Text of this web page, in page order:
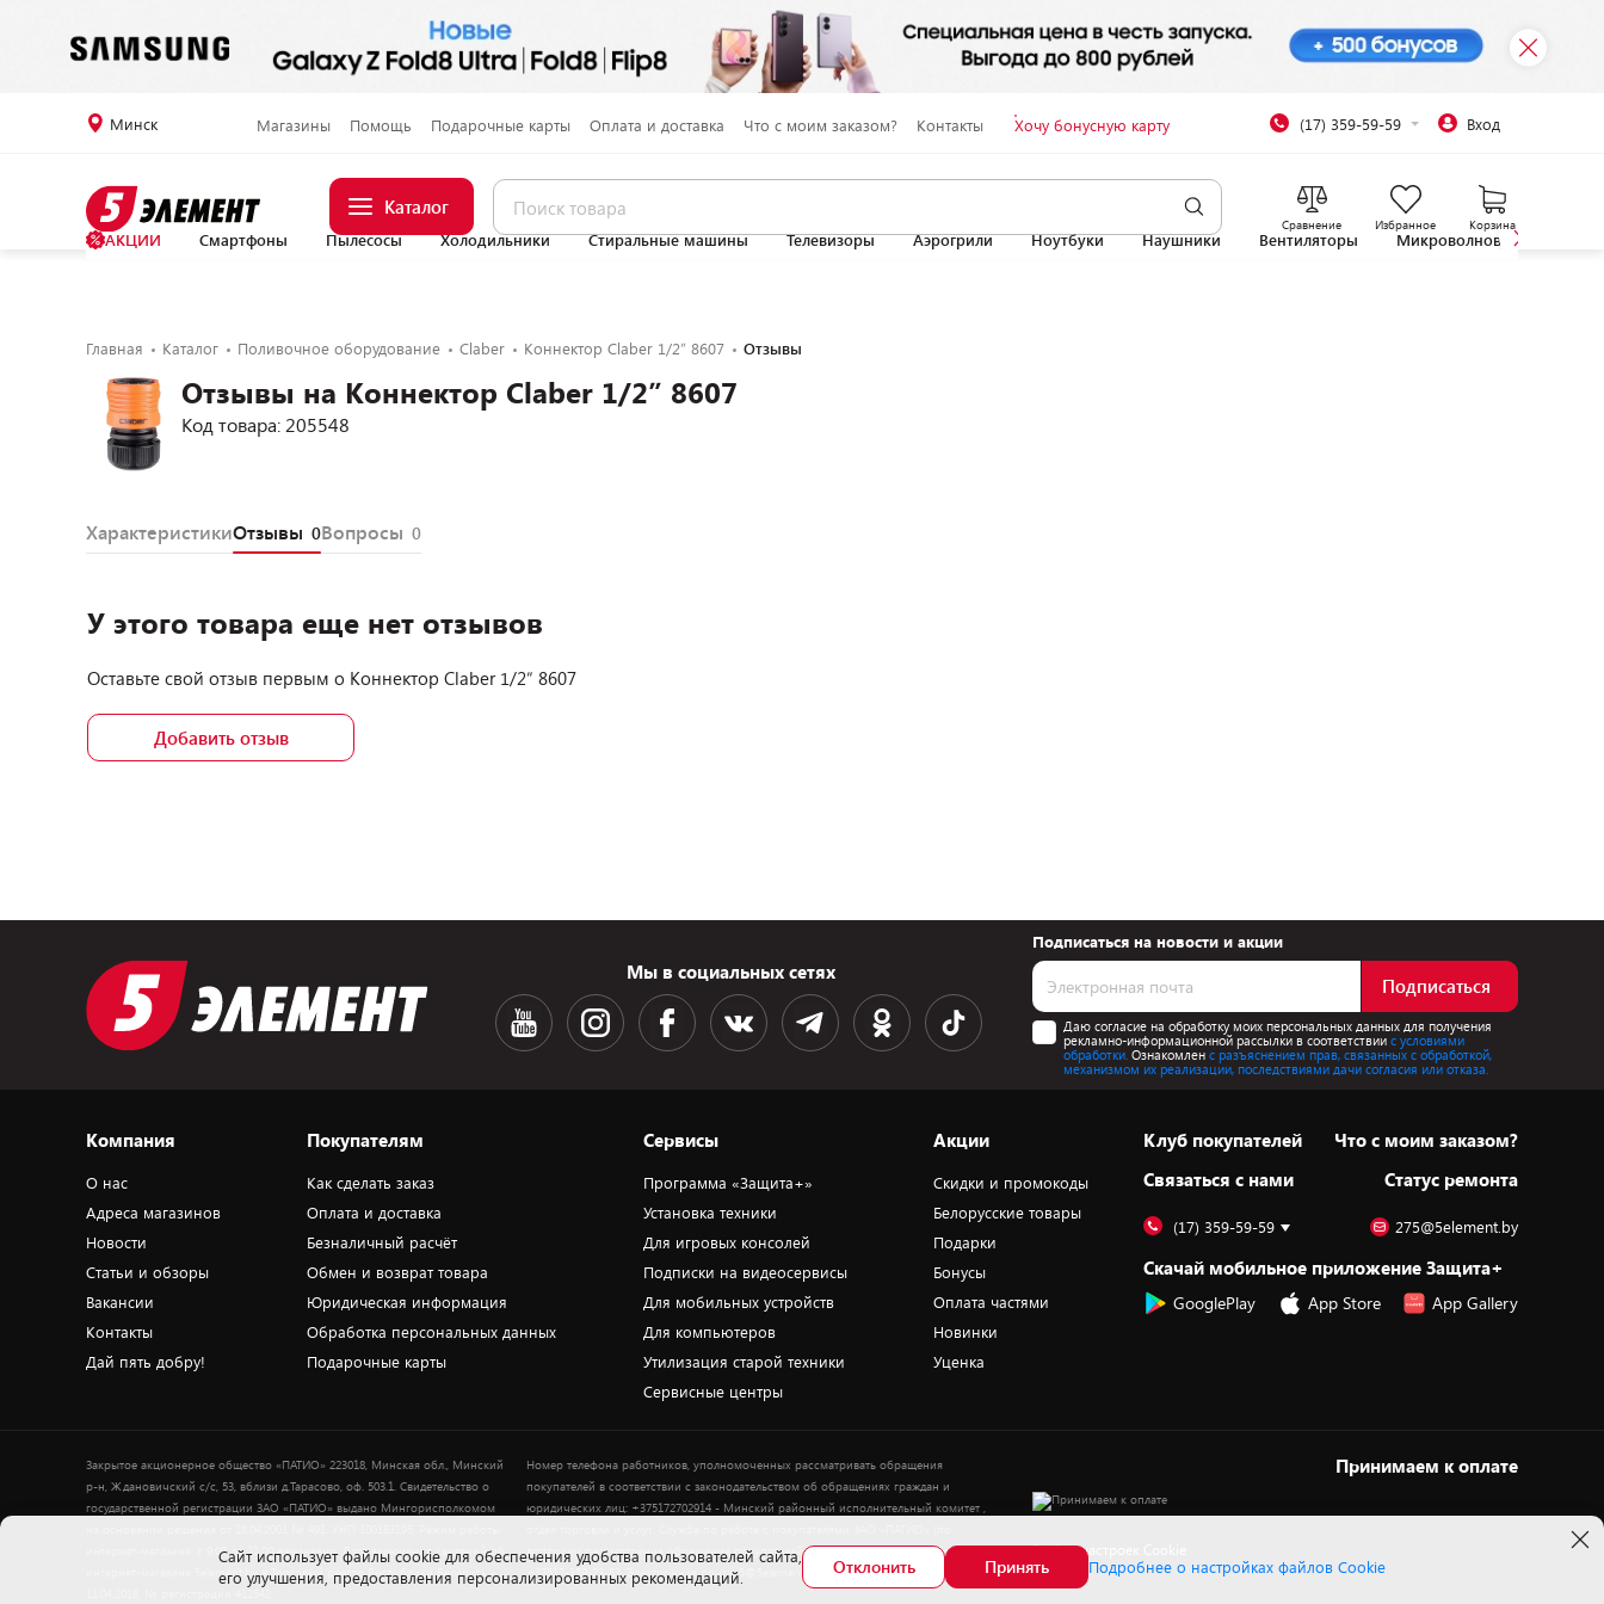
Минск Магазины Помощь Подарочные карты Оплата и доставка Что с моим заказом? Контакты Хочу бонусную карту (17) 359-59-59 Вход
Каталог
Сравнение Избранное Корзина
АКЦИИ Смартфоны Пылесосы Холодильники Стиральные машины Телевизоры Аэрогрили Ноутбуки Наушники Вентиляторы Микроволновые печи
Главная Каталог Поливочное оборудование Claber Коннектор Claber 1/2” 8607 Отзывы
Отзывы на Коннектор Claber 1/2” 8607
Код товара: 205548
ХарактеристикиОтзывы 0Вопросы 0
У этого товара еще нет отзывов
Оставьте свой отзыв первым о Коннектор Claber 1/2” 8607
Добавить отзыв
Мы в социальных сетях
Подписаться на новости и акции
Подписаться
Даю согласие на обработку моих персональных данных для получения
рекламно-информационной рассылки в соответствиис условиями
обработки. Ознакомлен с разъяснением прав, связанных с обработкой,
механизмом их реализации, последствиями дачи согласия или отказа.
Компания
О нас
Адреса магазинов
Новости
Статьи и обзоры
Вакансии
Контакты
Дай пять добру!
Покупателям
Как сделать заказ
Оплата и доставка
Безналичный расчёт
Обмен и возврат товара
Юридическая информация
Обработка персональных данных
Подарочные карты
Сервисы
Программа «Защита+»
Установка техники
Для игровых консолей
Подписки на видеосервисы
Для мобильных устройств
Для компьютеров
Утилизация старой техники
Сервисные центры
Акции
Скидки и промокоды
Белорусские товары
Подарки
Бонусы
Оплата частями
Новинки
Уценка
Клуб покупателей
Cвязаться с нами
Что с моим заказом?
Статус ремонта
(17) 359-59-59 275@5element.by
Скачай мобильное приложение Защита+
GooglePlay App Store App Gallery
Закрытое акционерное общество «ПАТИО» 223018, Минская обл., Минский
р-н, Ждановичский с/с, 53, вблизи д.Тарасово, оф. 503.1. Свидетельство о
государственной регистрации ЗАО «ПАТИО» выдано Мингорисполкомом
интернет-магазина: с 9.00 до 21.00 ежедневно. Дата включения сведений об
интернет-магазине 5element.by в Торговый реестр Республики Беларусь -
Номер телефона работников, уполномоченных рассматривать обращения
покупателей в соответствии с законодательством об обращениях граждан и
юридических лиц: +375172702914 - Минский районный исполнительный комитет ,
вопросам рассмотрения обращения покупателей о нарушении их прав): Тел.:
+37517-359-23-83. Электронная почта: 5@5element.by
Принимаем к оплате
Выбор настроек Cookie
Cайт использует файлы cookie для обеспечения удобства пользователей сайта,
его улучшения, предоставления персонализированных рекомендаций.
Отклонить Принять Подробнее о настройках файлов Cookie